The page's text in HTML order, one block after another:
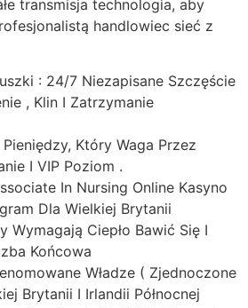
transmisja technologia, aby
handlowiec sieć z
: 24/7 Niezapisane Szczęście
, Klin I Zatrzymanie
Który Waga Przez
I VIP Poziom .
In Nursing Online Kasyno
Dla Wielkiej Brytanii
Wymagają Ciepło Bawić Się I
Końcowa
Władze ( Zjednoczone
Brytanii I Irlandii Północnej